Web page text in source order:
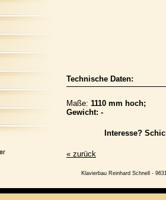
Technische Daten:
Maße: 1110 mm hoch;
Gewicht: -
Interesse?
« zurück
Klavierbau Reinhard Schnell